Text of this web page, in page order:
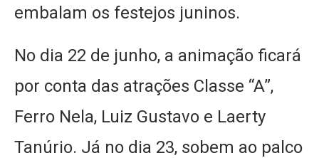
embalam os festejos juninos.
No dia 22 de junho, a animação ficará
por conta das atrações Classe “A”,
Ferro Nela, Luiz Gustavo e Laerty
Tanúrio. Já no dia 23, sobem ao palco